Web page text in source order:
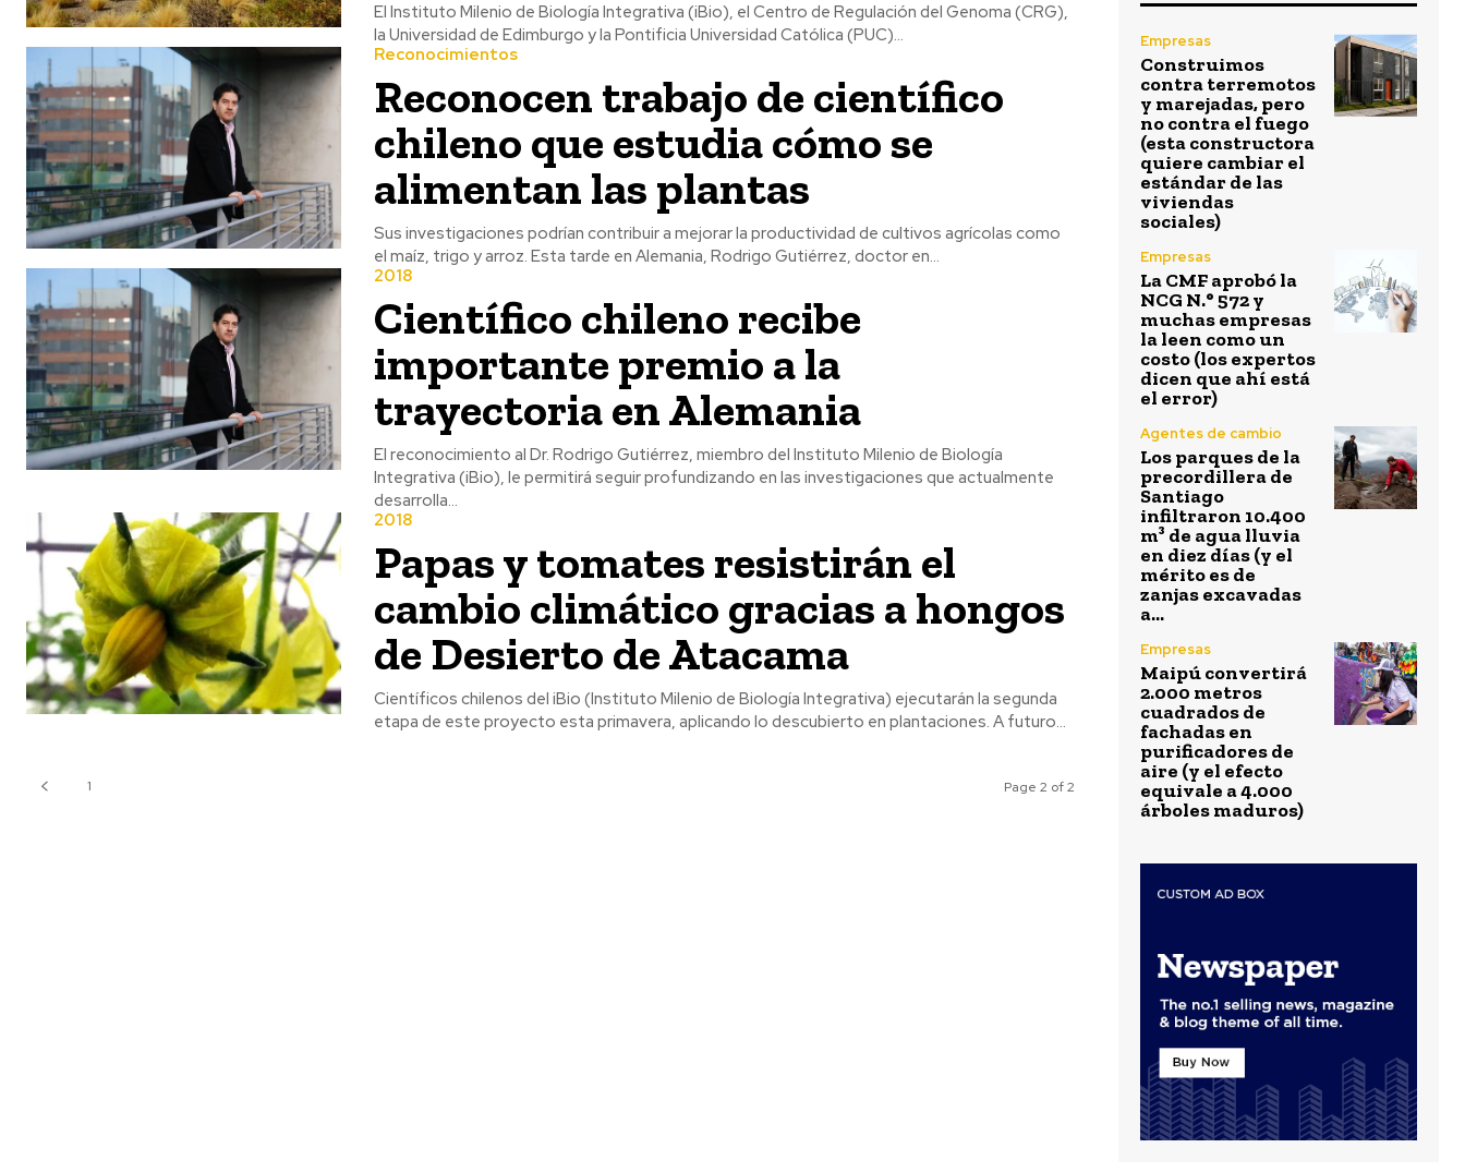
El Instituto Milenio de Biología Integrativa (iBio), el Centro de Regulación del Genoma (CRG),
la Universidad de Edimburgo y la Pontificia Universidad Católica (PUC)...
Reconocimientos
Reconocen trabajo de científico
chileno que estudia cómo se
alimentan las plantas
Sus investigaciones podrían contribuir a mejorar la productividad de cultivos agrícolas como
el maíz, trigo y arroz. Esta tarde en Alemania, Rodrigo Gutiérrez, doctor en...
2018
Científico chileno recibe
importante premio a la
trayectoria en Alemania
El reconocimiento al Dr. Rodrigo Gutiérrez, miembro del Instituto Milenio de Biología
Integrativa (iBio), le permitirá seguir profundizando en las investigaciones que actualmente
desarrolla...
2018
Papas y tomates resistirán el
cambio climático gracias a hongos
de Desierto de Atacama
Científicos chilenos del iBio (Instituto Milenio de Biología Integrativa) ejecutarán la segunda
etapa de este proyecto esta primavera, aplicando lo descubierto en plantaciones. A futuro...
1 Page 2 of 2
Empresas
Construimos
contra terremotos
y marejadas, pero
no contra el fuego
(esta constructora
quiere cambiar el
estándar de las
viviendas
sociales)
Empresas
La CMF aprobó la
NCG N.° 572 y
muchas empresas
la leen como un
costo (los expertos
dicen que ahí está
el error)
Agentes de cambio
Los parques de la
precordillera de
Santiago
infiltraron 10.400
m³ de agua lluvia
en diez días (y el
mérito es de
zanjas excavadas
a...
Empresas
Maipú convertirá
2.000 metros
cuadrados de
fachadas en
purificadores de
aire (y el efecto
equivale a 4.000
árboles maduros)